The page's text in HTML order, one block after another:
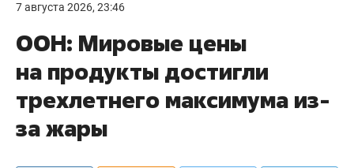
7 августа 2026, 23:46
ООН: Мировые цены
на продукты достигли
трехлетнего максимума из-
за жары